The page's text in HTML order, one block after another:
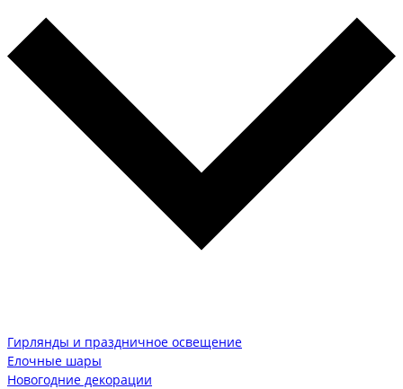
Гирлянды и праздничное освещение
Елочные шары
Новогодние декорации